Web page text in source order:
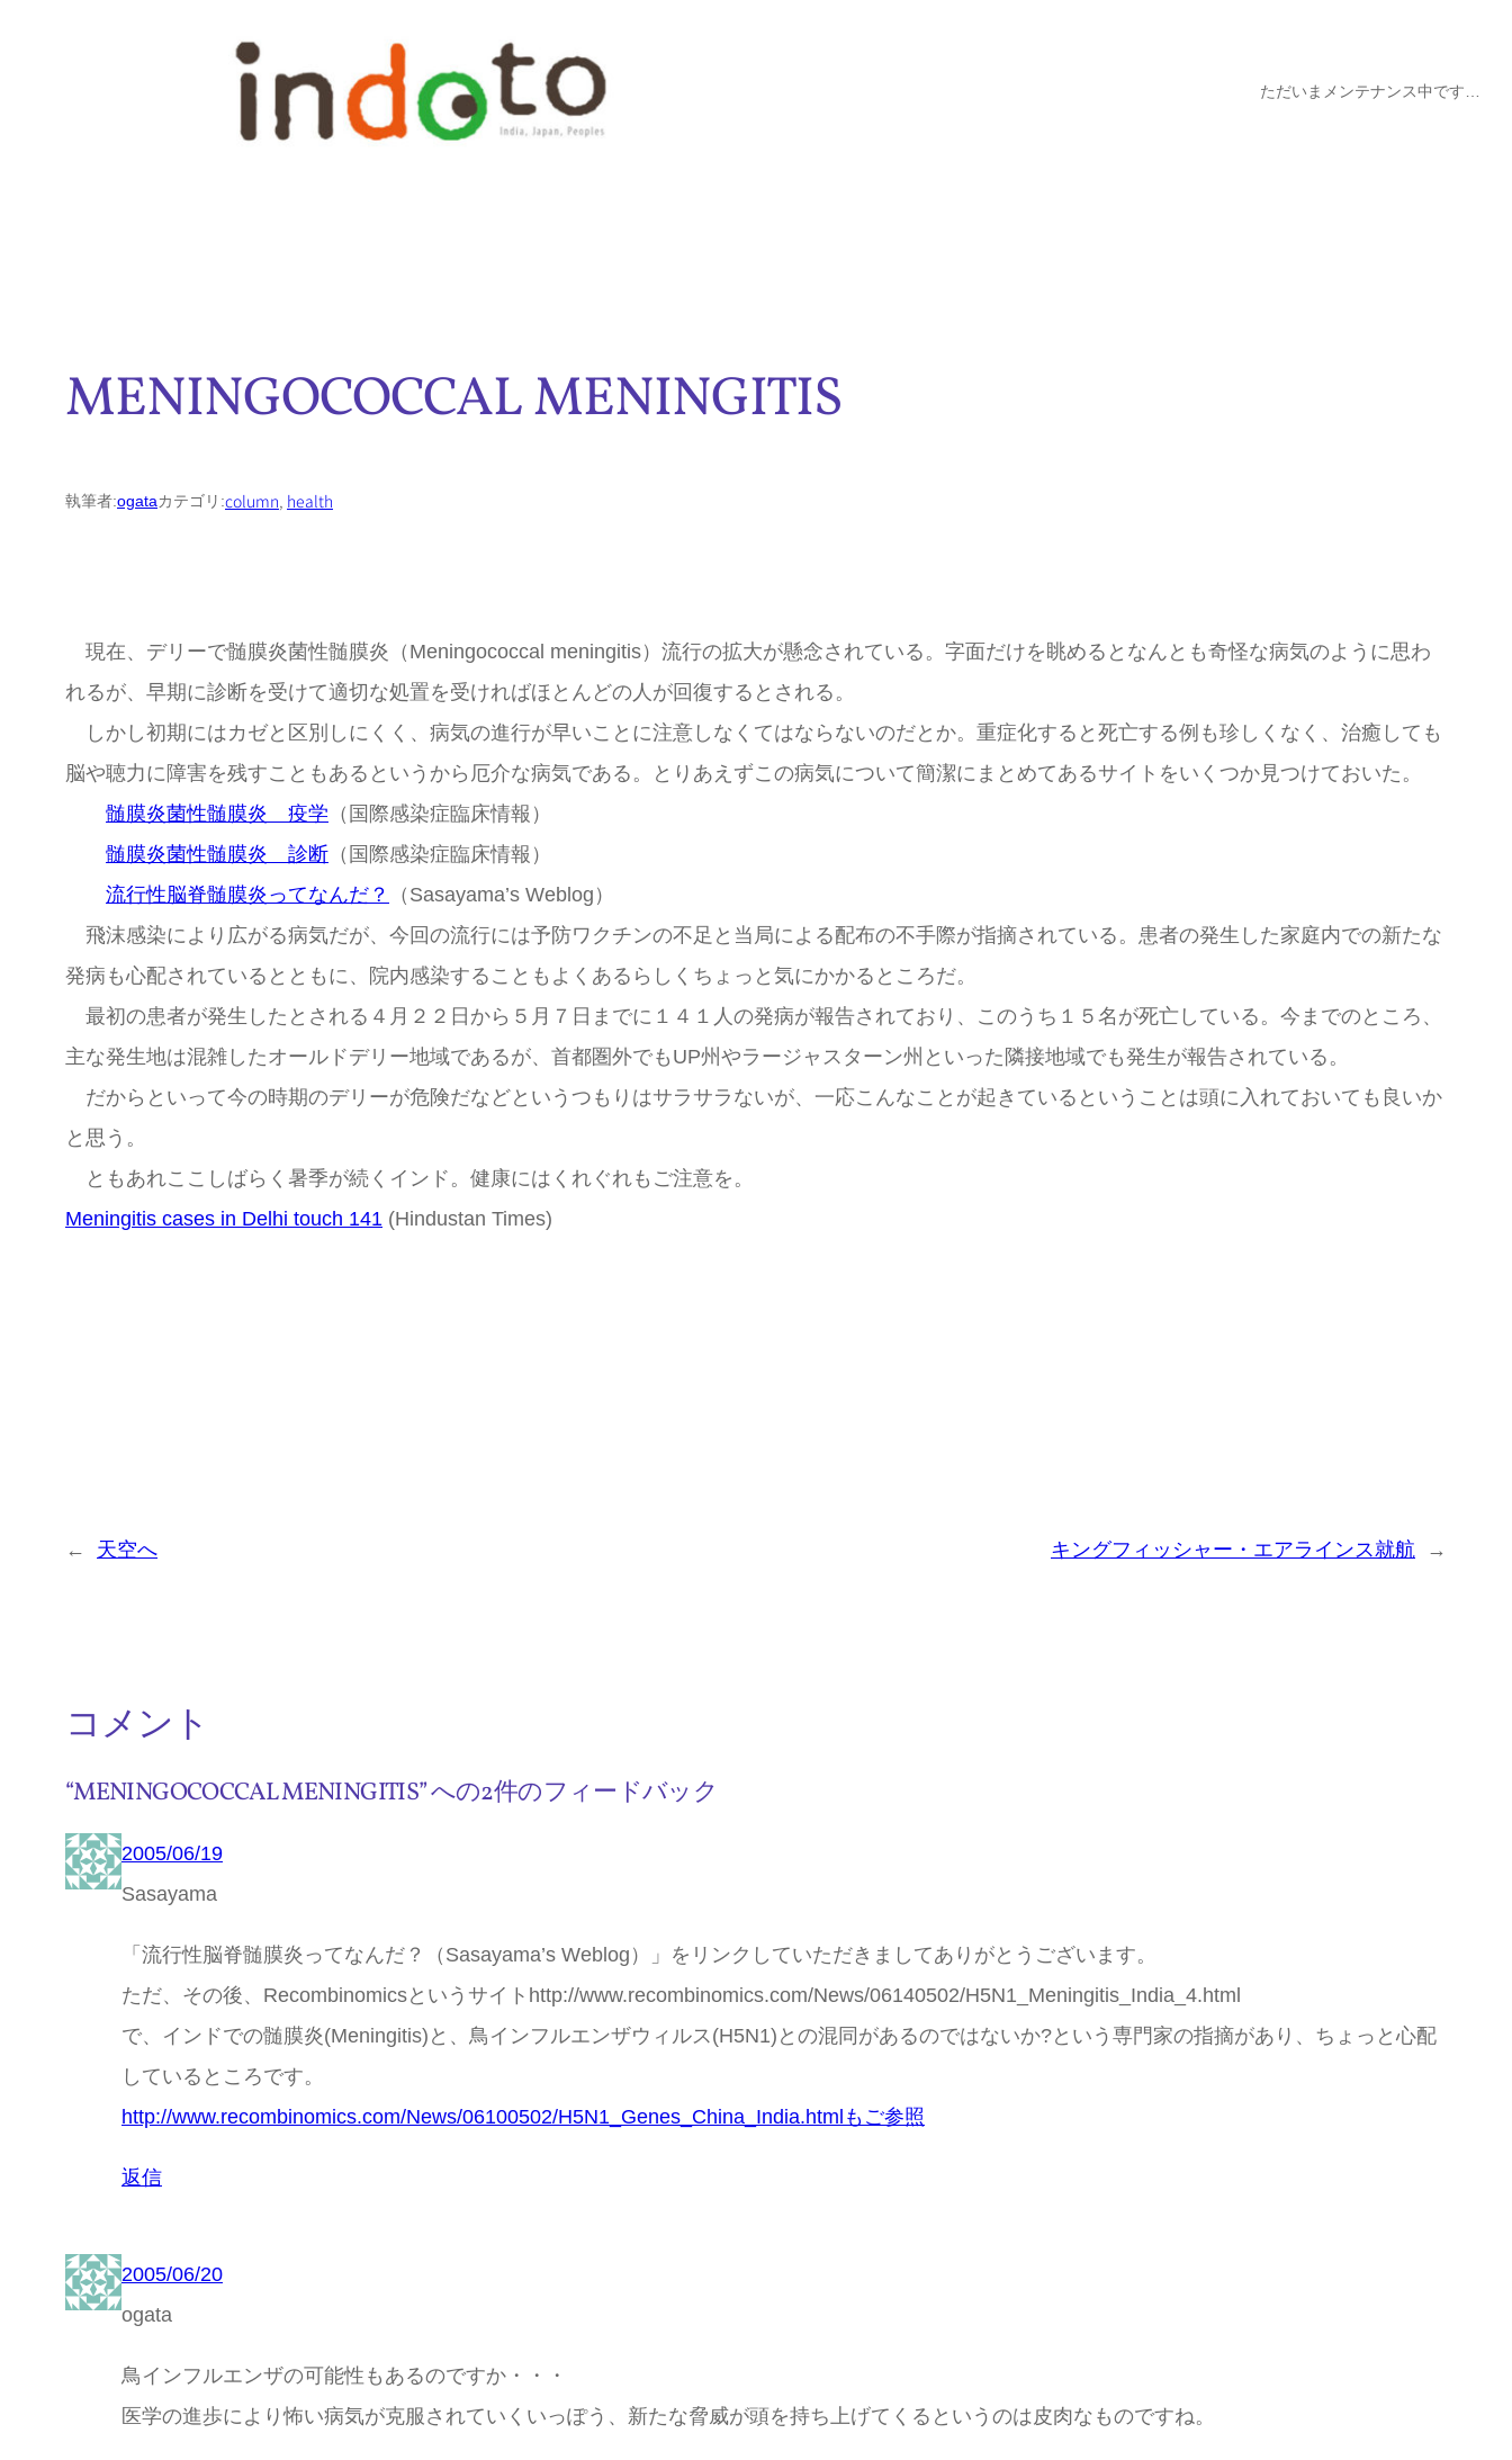
ただいまメンテナンス中です…
MENINGOCOCCAL MENINGITIS
執筆者:ogataカテゴリ:column, health
現在、デリーで髄膜炎菌性髄膜炎（Meningococcal meningitis）流行の拡大が懸念されている。字面だけを眺めるとなんとも奇怪な病気のように思わ
れるが、早期に診断を受けて適切な処置を受ければほとんどの人が回復するとされる。
しかし初期にはカゼと区別しにくく、病気の進行が早いことに注意しなくてはならないのだとか。重症化すると死亡する例も珍しくなく、治癒しても
脳や聴力に障害を残すこともあるというから厄介な病気である。とりあえずこの病気について簡潔にまとめてあるサイトをいくつか見つけておいた。
髄膜炎菌性髄膜炎 疫学 （国際感染症臨床情報）
髄膜炎菌性髄膜炎 診断 （国際感染症臨床情報）
流行性脳脊髄膜炎ってなんだ？
（Sasayama’s Weblog）
飛沫感染により広がる病気だが、今回の流行には予防ワクチンの不足と当局による配布の不手際が指摘されている。患者の発生した家庭内での新たな
発病も心配されているとともに、院内感染することもよくあるらしくちょっと気にかかるところだ。
最初の患者が発生したとされる４月２２日から５月７日までに１４１人の発病が報告されており、このうち１５名が死亡している。今までのところ、
主な発生地は混雑したオールドデリー地域であるが、首都圏外でもUP州やラージャスターン州といった隣接地域でも発生が報告されている。
だからといって今の時期のデリーが危険だなどというつもりはサラサラないが、一応こんなことが起きているということは頭に入れておいても良いか
と思う。
ともあれここしばらく暑季が続くインド。健康にはくれぐれもご注意を。
Meningitis cases in Delhi touch 141 (Hindustan Times)
← 天空へ キングフィッシャー・エアラインス就航 →
コメント
“MENINGOCOCCAL MENINGITIS” への2件のフィードバック
2005/06/19
Sasayama
「流行性脳脊髄膜炎ってなんだ？（Sasayama’s Weblog）」をリンクしていただきましてありがとうございます。
ただ、その後、Recombinomicsというサイトhttp://www.recombinomics.com/News/06140502/H5N1_Meningitis_India_4.html
で、インドでの髄膜炎(Meningitis)と、鳥インフルエンザウィルス(H5N1)との混同があるのではないか?という専門家の指摘があり、ちょっと心配
しているところです。
http://www.recombinomics.com/News/06100502/H5N1_Genes_China_India.htmlもご参照
返信
2005/06/20
ogata
鳥インフルエンザの可能性もあるのですか・・・
医学の進歩により怖い病気が克服されていくいっぽう、新たな脅威が頭を持ち上げてくるというのは皮肉なものですね。